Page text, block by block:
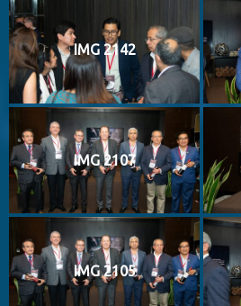
IMG 2142
IMG 2107
IMG 2105